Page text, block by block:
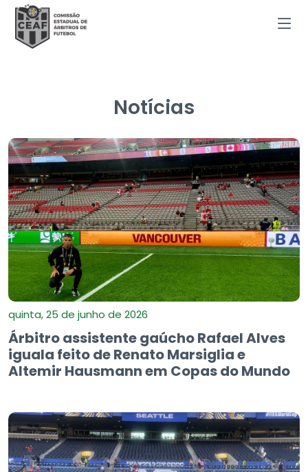
Notícias
quinta, 25 de junho de 2026
Árbitro assistente gaúcho Rafael Alves
iguala feito de Renato Marsiglia e
Altemir Hausmann em Copas do Mundo